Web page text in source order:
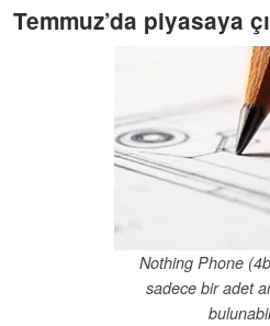
Temmuz’da piyasaya
Nothing Phone
sadece bir adet